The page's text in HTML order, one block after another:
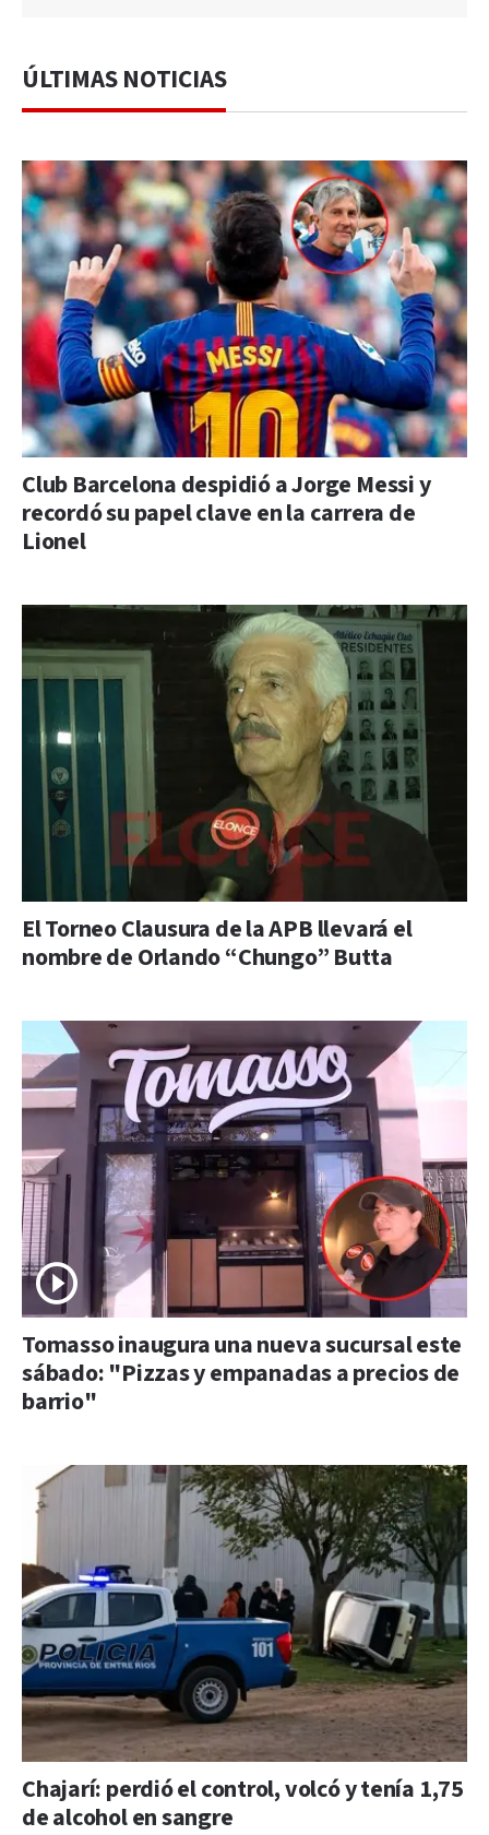
ÚLTIMAS NOTICIAS
Club Barcelona despidió a Jorge Messi y
recordó su papel clave en la carrera de
Lionel
El Torneo Clausura de la APB llevará el
nombre de Orlando “Chungo” Butta
Tomasso inaugura una nueva sucursal este
sábado: "Pizzas y empanadas a precios de
barrio"
Chajarí: perdió el control, volcó y tenía 1,75
de alcohol en sangre